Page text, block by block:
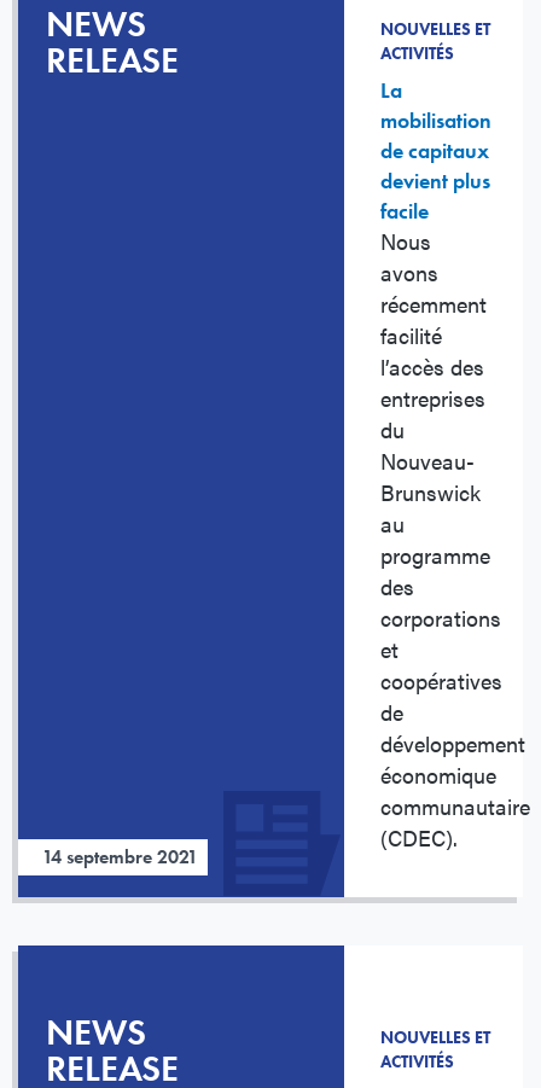
NEWS
RELEASE
14 septembre 2021
NOUVELLES ET
ACTIVITÉS
La
mobilisation
de capitaux
devient plus
facile
Nous
avons
récemment
facilité
l’accès des
entreprises
du
Nouveau-
Brunswick
au
programme
des
corporations
et
coopératives
de
développement
économique
communautaire
(CDEC).
NEWS
RELEASE
NOUVELLES ET
ACTIVITÉS